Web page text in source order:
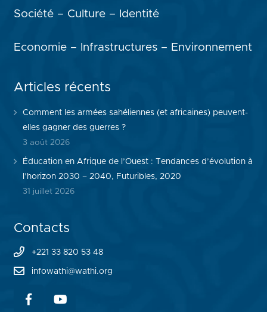
Société – Culture – Identité
Economie – Infrastructures – Environnement
Articles récents
Comment les armées sahéliennes (et africaines) peuvent-
elles gagner des guerres ?
3 août 2026
Éducation en Afrique de l’Ouest : Tendances d’évolution à
l’horizon 2030 – 2040, Futuribles, 2020
31 juillet 2026
Contacts
+221 33 820 53 48
infowathi@wathi.org